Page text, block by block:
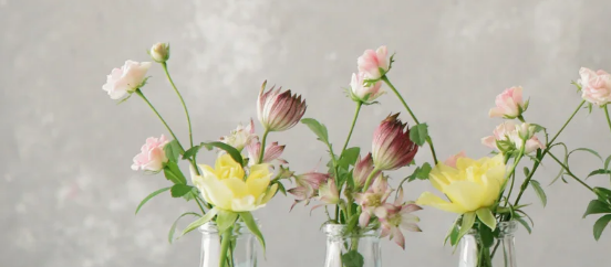
大阪本部校
神奈川本部校
東京本部校
韓国本部校